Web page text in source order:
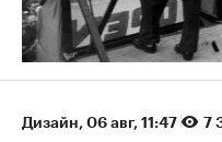
Дизайн⁠, 06 авг, 11:47 7